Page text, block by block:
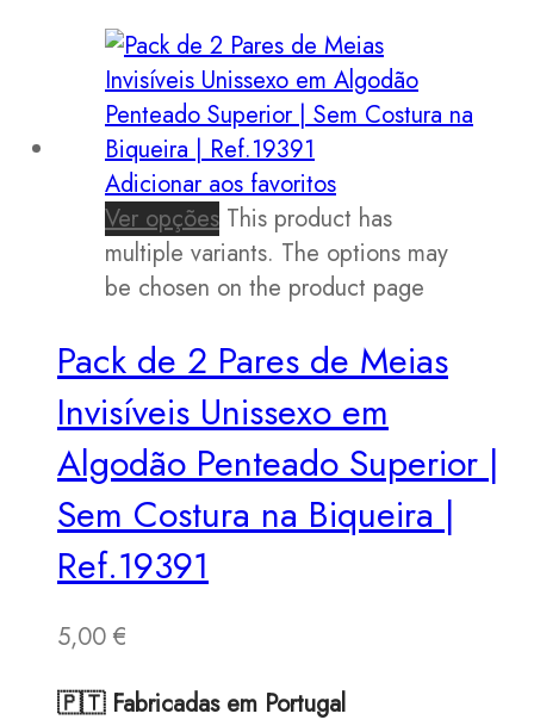
Adicionar aos favoritos
Ver opções This product has
multiple variants. The options may
be chosen on the product page
Pack de 2 Pares de Meias
Invisíveis Unissexo em
Algodão Penteado Superior |
Sem Costura na Biqueira |
Ref.19391
5,00 €
🇵🇹 Fabricadas em Portugal